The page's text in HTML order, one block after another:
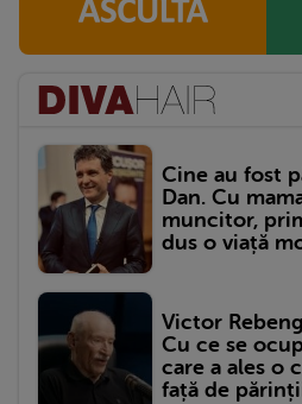
Cine au fost
Dan. Cu
muncitor,
dus o viață
Victor
Cu ce se
care a ales o
față de